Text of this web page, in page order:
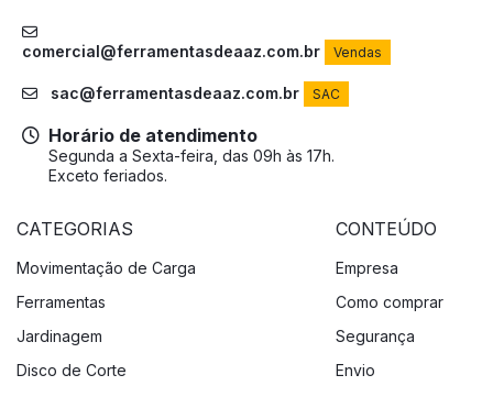
comercial@ferramentasdeaaz.com.br Vendas
sac@ferramentasdeaaz.com.br SAC
Horário de atendimento
Segunda a Sexta-feira, das 09h às 17h.
Exceto feriados.
CATEGORIAS
Movimentação de Carga
Ferramentas
Jardinagem
Disco de Corte
CONTEÚDO
Empresa
Como comprar
Segurança
Envio